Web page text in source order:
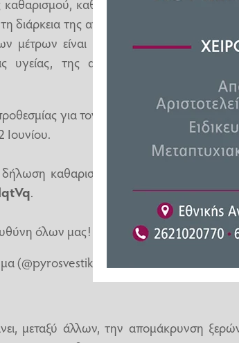
διάρκεια της αντιπυρικής περιόδου, η
μέτρων είναι η πρόληψη πυρκαγιών
υγείας, της ασφάλειας των πολιτών
για τον καθαρισμό και τη
Ιουνίου.
καθαρισμού στην ηλεκτρονική
.
όλων μας!
pic.twitter.com/
(@pyrosvestiki)
μεταξύ άλλων, την απομάκρυνση